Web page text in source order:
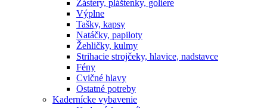
Zástery, pláštenky, goliere
Výplne
Tašky, kapsy
Natáčky, papiloty
Žehličky, kulmy
Strihacie strojčeky, hlavice, nadstavce
Fény
Cvičné hlavy
Ostatné potreby
Kadernícke vybavenie